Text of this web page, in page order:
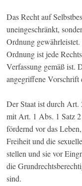
Das Recht auf
uneingeschränkt,
Ordnung gewährleistet.
Ordnung ist jede
Verfassung gemäß ist.
angegriffene
Der Staat ist durch
mit Art. 1 Abs. 1 Satz
fördernd vor das
Freiheit und die
stellen und sie vor
die
sind.